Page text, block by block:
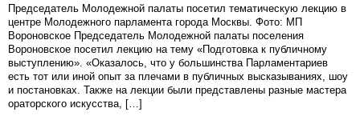
Председатель Молодежной палаты посетил тематическую лекцию в
центре Молодежного парламента города Москвы. Фото: МП
Вороновское Председатель Молодежной палаты поселения
Вороновское посетил лекцию на тему «Подготовка к публичному
выступлению». «Оказалось, что у большинства Парламентариев
есть тот или иной опыт за плечами в публичных высказываниях, шоу
и постановках. Также на лекции были представлены разные мастера
ораторского искусства, […]